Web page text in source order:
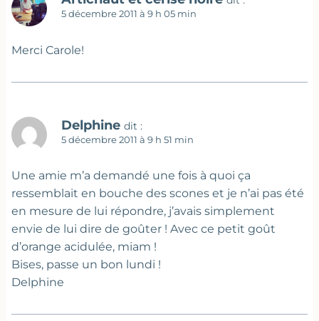
5 décembre 2011 à 9 h 05 min
Merci Carole!
Delphine dit :
5 décembre 2011 à 9 h 51 min
Une amie m’a demandé une fois à quoi ça
ressemblait en bouche des scones et je n’ai pas été
en mesure de lui répondre, j’avais simplement
envie de lui dire de goûter ! Avec ce petit goût
d’orange acidulée, miam !
Bises, passe un bon lundi !
Delphine